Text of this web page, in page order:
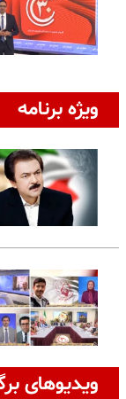
ویژه برنامه
ویدیوهای